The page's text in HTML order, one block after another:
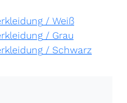
/ Weiß
/ Grau
/ Schwarz